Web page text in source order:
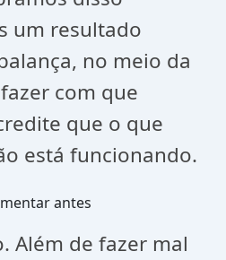
um resultado
no meio da
com que
que o que
está funcionando.
antes
Além de fazer mal